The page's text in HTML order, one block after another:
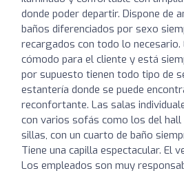
donde poder departir. Dispone de
baños diferenciados por sexo
recargados con todo lo
cómodo para el cliente y está
por supuesto tienen todo tipo de
estantería donde se puede
reconfortante. Las salas
con varios sofás como los del hall
sillas, con un cuarto de baño
Tiene una capilla espectacular. El
Los empleados son muy